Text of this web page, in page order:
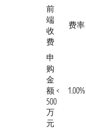
前
端
收
费
费率
申
购
金
额 <
500
万
元
1.00%